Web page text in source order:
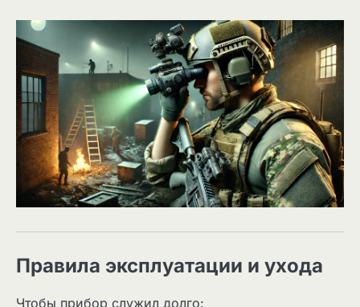
Правила эксплуатации и ухода
Чтобы прибор служил долго: